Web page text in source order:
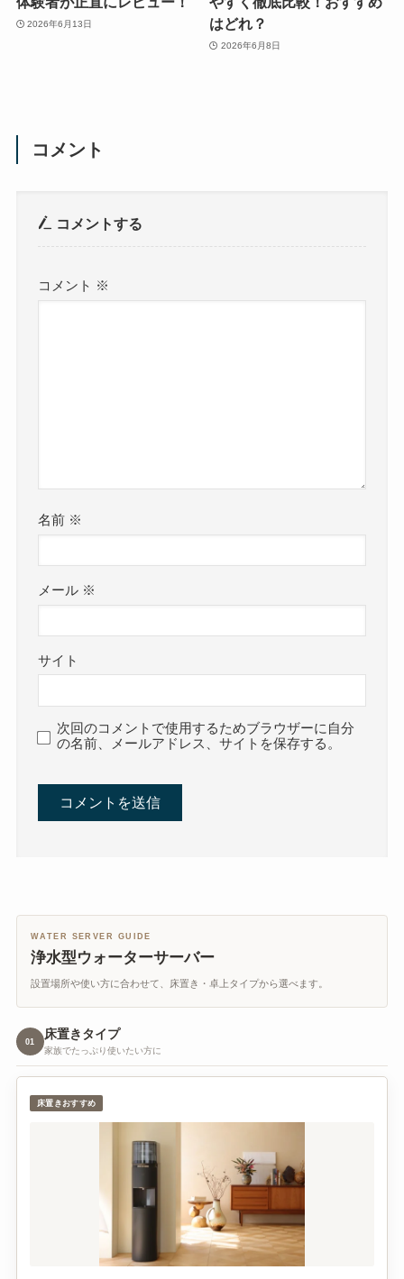
2026年6月13日
はどれ？
2026年6月8日
コメント
コメントする
コメント ※
名前 ※
メール ※
サイト
次回のコメントで使用するためブラウザーに自分
の名前、メールアドレス、サイトを保存する。
WATER SERVER GUIDE
浄水型ウォーターサーバー
設置場所や使い方に合わせて、床置き・卓上タイプから選べます。
01
床置きタイプ
家族でたっぷり使いたい方に
床置きおすすめ